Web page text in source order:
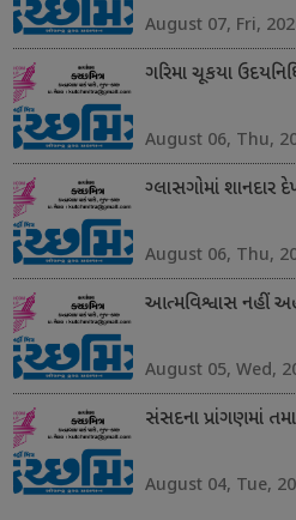
August 07, Fri,
ગરિમા ચૂકયા
August 06, Thu,
ગ્લાસગોમાં શાનદાર
August 06, Thu,
આત્મવિશ્વાસ નહીં
August 05, Wed,
સંસદના પ્રાંગણમાં
August 04, Tue,